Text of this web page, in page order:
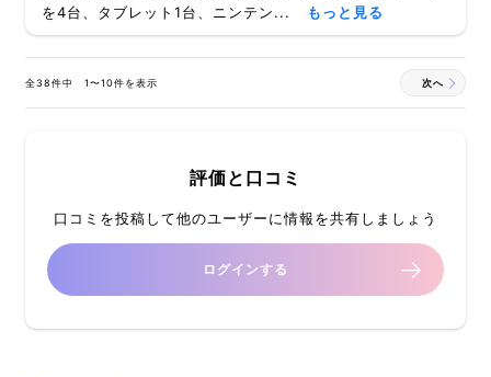
を4台、タブレット1台、ニンテン...
もっと見る
全38件中 1〜10件を表示 次へ
評価と口コミ
口コミを投稿して他のユーザーに情報を共有しましょう
ログインする